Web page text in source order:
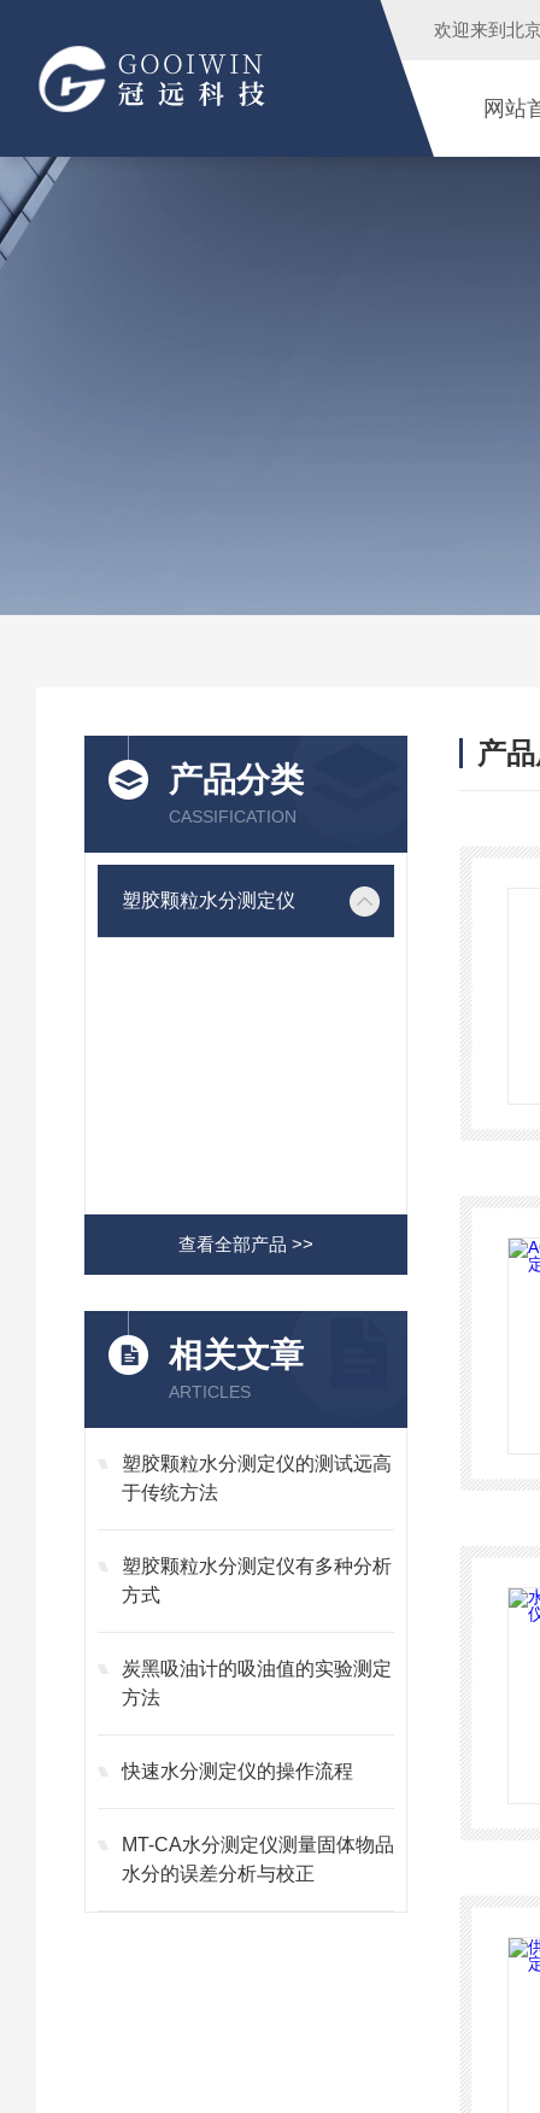
欢迎来到 北
网站
产品分类
CASSIFICATION
塑胶颗粒水分测定仪
查看全部产品 >>
相关文章
ARTICLES
塑胶颗粒水分测定仪的测试远高
于传统方法
塑胶颗粒水分测定仪有多种分析
方式
炭黑吸油计的吸油值的实验测定
方法
快速水分测定仪的操作流程
MT-CA水分测定仪测量固体物品
水分的误差分析与校正
产